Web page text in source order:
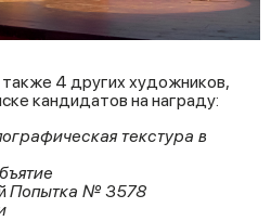
4 других художников,
кандидатов на награду:
текстура в
Попытка № 3578